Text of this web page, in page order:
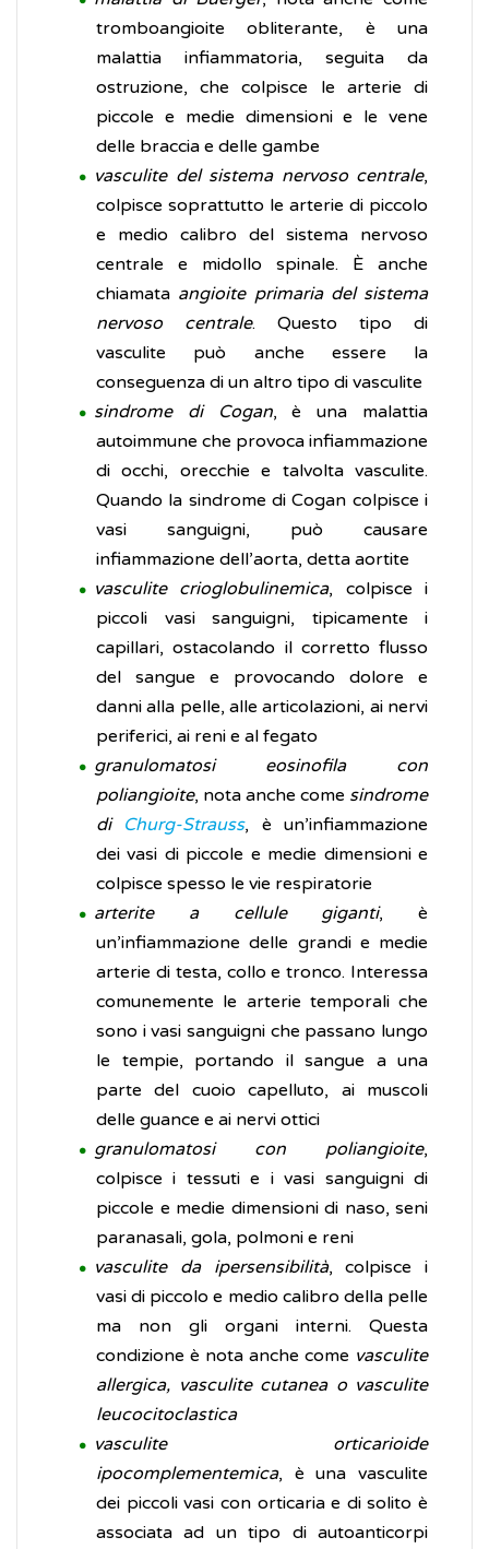
tromboangioite obliterante, è una
malattia infiammatoria, seguita da
ostruzione, che colpisce le arterie di
piccole e medie dimensioni e le vene
delle braccia e delle gambe
vasculite del sistema nervoso centrale,
colpisce soprattutto le arterie di piccolo
e medio calibro del sistema nervoso
centrale e midollo spinale. È anche
chiamata angioite primaria del sistema
nervoso centrale. Questo tipo di
vasculite può anche essere la
conseguenza di un altro tipo di vasculite
sindrome di Cogan, è una malattia
autoimmune che provoca infiammazione
di occhi, orecchie e talvolta vasculite.
Quando la sindrome di Cogan colpisce i
vasi sanguigni, può causare
infiammazione dell’aorta, detta aortite
vasculite crioglobulinemica, colpisce i
piccoli vasi sanguigni, tipicamente i
capillari, ostacolando il corretto flusso
del sangue e provocando dolore e
danni alla pelle, alle articolazioni, ai nervi
periferici, ai reni e al fegato
granulomatosi eosinofila con
poliangioite, nota anche come sindrome
di Churg-Strauss, è un’infiammazione
dei vasi di piccole e medie dimensioni e
colpisce spesso le vie respiratorie
arterite a cellule giganti, è
un’infiammazione delle grandi e medie
arterie di testa, collo e tronco. Interessa
comunemente le arterie temporali che
sono i vasi sanguigni che passano lungo
le tempie, portando il sangue a una
parte del cuoio capelluto, ai muscoli
delle guance e ai nervi ottici
granulomatosi con poliangioite,
colpisce i tessuti e i vasi sanguigni di
piccole e medie dimensioni di naso, seni
paranasali, gola, polmoni e reni
vasculite da ipersensibilità, colpisce i
vasi di piccolo e medio calibro della pelle
ma non gli organi interni. Questa
condizione è nota anche come vasculite
allergica, vasculite cutanea o vasculite
leucocitoclastica
vasculite orticarioide
ipocomplementemica, è una vasculite
dei piccoli vasi con orticaria e di solito è
associata ad un tipo di autoanticorpi